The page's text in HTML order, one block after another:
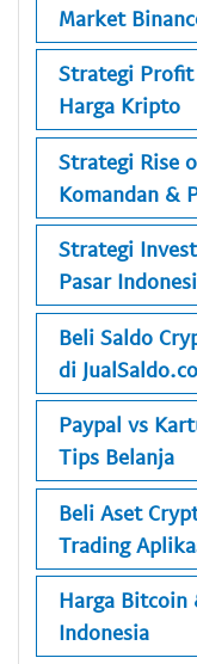
Market
Strategi
Harga Kripto
Strategi Rise
Komandan &
Strategi
Pasar
Beli Saldo
di
Paypal vs
Tips Belanja
Beli Aset
Trading
Harga Bitcoin
Indonesia